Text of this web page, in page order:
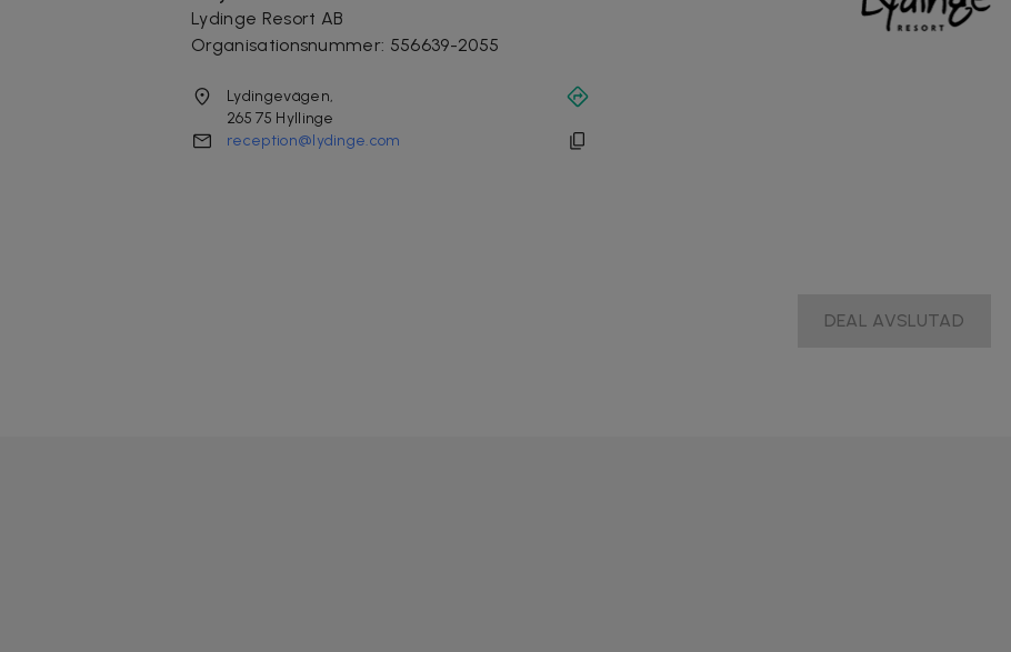
Lydinge Resort AB
Organisationsnummer: 556639-2055
Lydingevägen,
265 75 Hyllinge
reception@lydinge.com
DEAL AVSLUTAD